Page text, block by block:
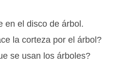
en el disco de árbol.
la corteza por el árbol?
se usan los árboles?